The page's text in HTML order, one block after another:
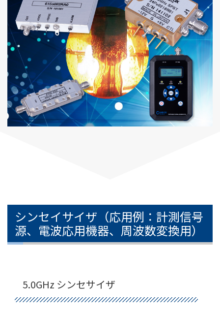
シンセイサイザ（応用例：計測信号
源、電波応用機器、周波数変換用）
5.0GHz シンセサイザ